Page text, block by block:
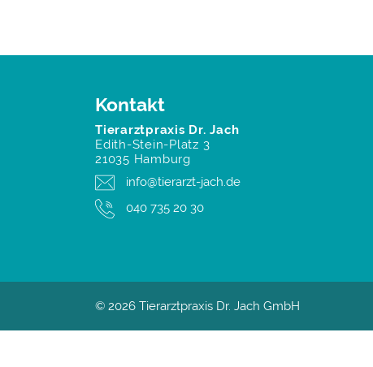
Kontakt
Tierarztpraxis Dr. Jach
Edith-Stein-Platz 3
21035 Hamburg
info@tierarzt-jach.de
040 735 20 30
© 2026 Tierarztpraxis Dr. Jach GmbH